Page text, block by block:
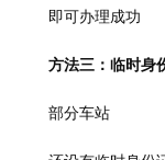
即可办理成功
方法三：临时身
部分车站